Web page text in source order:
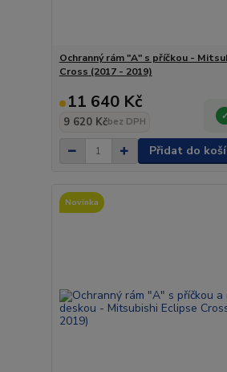
Ochranný rám "A" s příčkou -
Cross (2017 - 2019)
11 640 Kč
9 620 Kčbez DPH
Přidat do
Novinka